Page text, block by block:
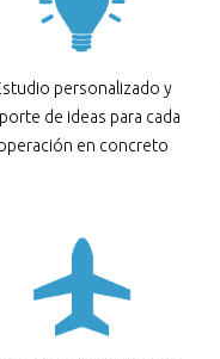
personalizado y
de ideas para cada
en concreto